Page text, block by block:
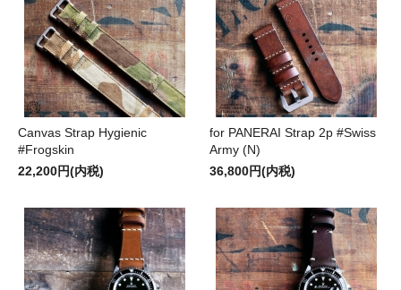
Canvas Strap Hygienic
#Frogskin
22,200円(内税)
for PANERAI Strap 2p #Swiss
Army (N)
36,800円(内税)